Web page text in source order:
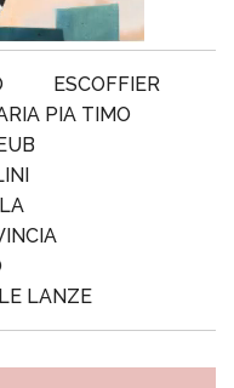
ESCOFFIER
PIA TIMO
LANZE